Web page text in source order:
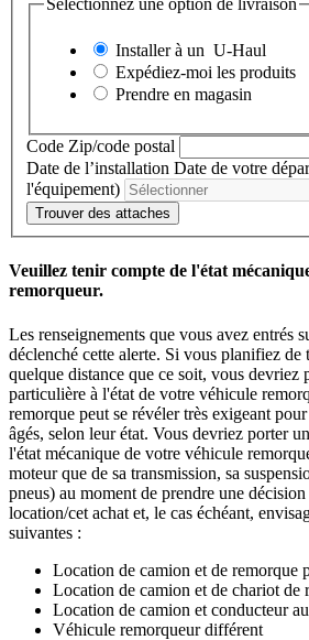
Sélectionnez une option de livraison
Installer à un U-Haul
Expédiez-moi les produits
Prendre en magasin
Code Zip/code postal
Date de l’installation Date de votre
l'équipement)
Trouver des attaches
Veuillez tenir compte de l'état
remorqueur.
Les renseignements que vous avez entrés
déclenché cette alerte. Si vous planifiez de
quelque distance que ce soit, vous devriez
particulière à l'état de votre véhicule
remorque peut se révéler très exigeant
âgés, selon leur état. Vous devriez porter
l'état mécanique de votre véhicule
moteur que de sa transmission, sa
pneus) au moment de prendre une
location/cet achat et, le cas échéant,
suivantes :
Location de camion et de remorque
Location de camion et de chariot de
Location de camion et conducteur
Véhicule remorqueur différent